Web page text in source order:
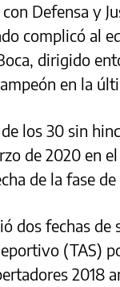
con Defensa y
complicó al
dirigido
en la
los 30 sin
de 2020 en
de la fase
dos fechas de
(TAS)
2018